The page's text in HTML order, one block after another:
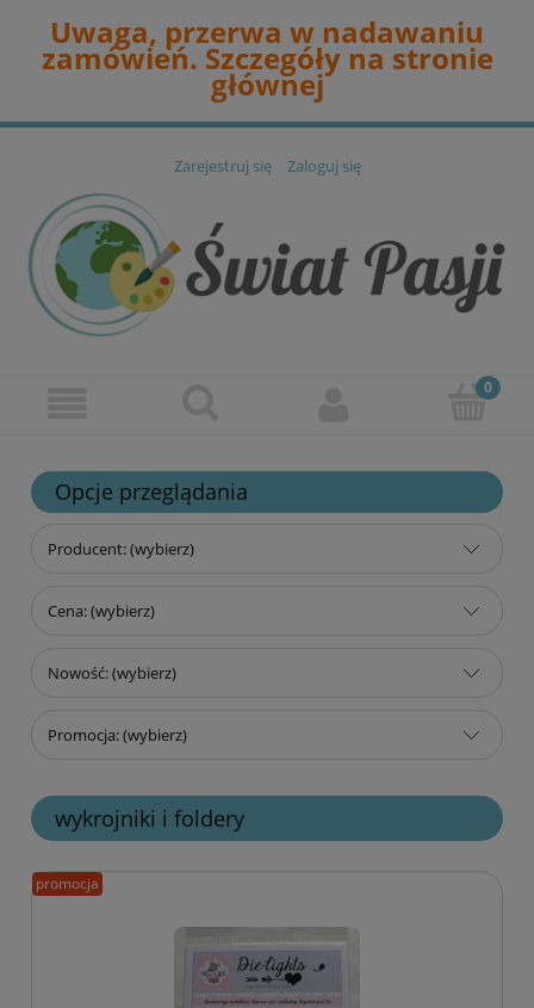
Uwaga, przerwa w nadawaniu
zamówień. Szczegóły na stronie
głównej
Zarejestruj się Zaloguj się
Opcje przeglądania
Producent: (wybierz)
Cena: (wybierz)
Nowość: (wybierz)
Promocja: (wybierz)
wykrojniki i foldery
promocja